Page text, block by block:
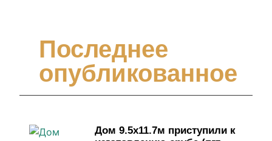
Последнее
опубликованное
Дом 9.5х11.7м приступили к